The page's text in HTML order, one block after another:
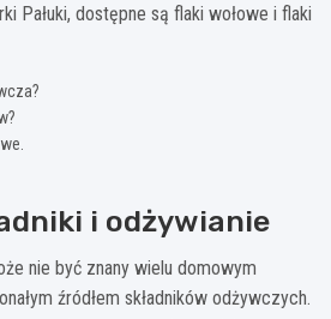
Pałuki, dostępne są flaki wołowe i flaki
i odżywianie
nie być znany wielu domowym
źródłem składników odżywczych.